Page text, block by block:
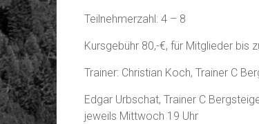
Teilnehmerzahl: 4 – 8
Kursgebühr 80,-€, für Mitglieder bis
Trainer: Christian Koch, Trainer C
Edgar Urbschat, Trainer C
jeweils Mittwoch 19 Uhr